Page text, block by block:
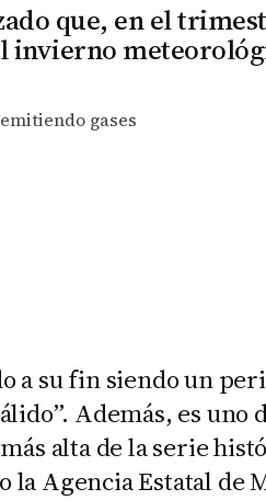
que, en el
invierno
a su fin siendo un
Además, es uno
alta de la serie
la Agencia Estatal de